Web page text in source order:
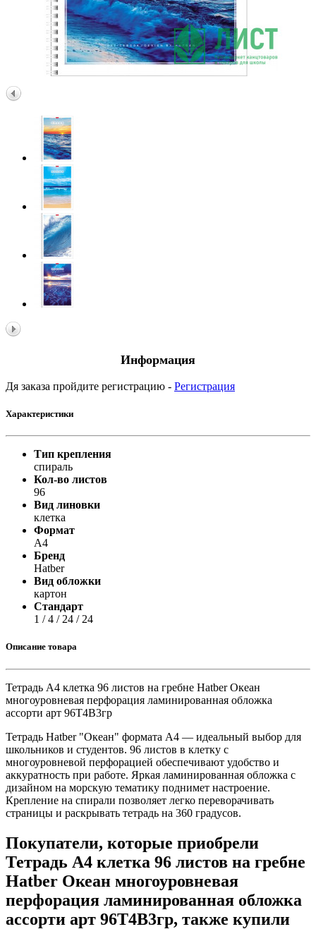
Информация
Дя заказа пройдите регистрацию - Регистрация
Характеристики
Тип крепления
спираль
Кол-во листов
96
Вид линовки
клетка
Формат
A4
Бренд
Hatber
Вид обложки
картон
Стандарт
1 / 4 / 24 / 24
Описание товара
Тетрадь А4 клетка 96 листов на гребне Hatber Океан
многоуровневая перфорация ламинированная обложка
ассорти арт 96Т4B3гр
Тетрадь Hatber "Океан" формата А4 — идеальный выбор для
школьников и студентов. 96 листов в клетку с
многоуровневой перфорацией обеспечивают удобство и
аккуратность при работе. Яркая ламинированная обложка с
дизайном на морскую тематику поднимет настроение.
Крепление на спирали позволяет легко переворачивать
страницы и раскрывать тетрадь на 360 градусов.
Покупатели, которые приобрели
Тетрадь А4 клетка 96 листов на гребне
Hatber Океан многоуровневая
перфорация ламинированная обложка
ассорти арт 96Т4B3гр, также купили